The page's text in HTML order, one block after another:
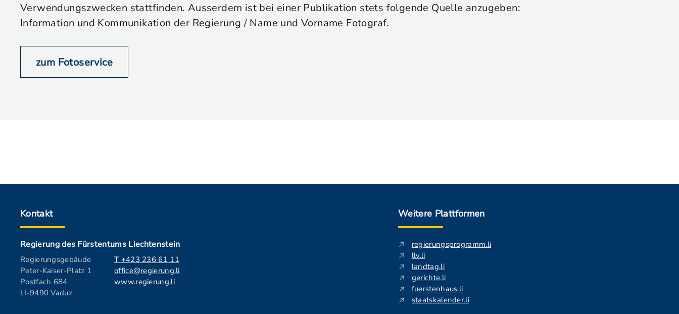
Verwendungszwecken stattfinden. Ausserdem ist bei einer Publikation stets folgende Quelle anzugeben:
Information und Kommunikation der Regierung / Name und Vorname Fotograf.
zum Fotoservice
Kontakt
Regierung des Fürstentums Liechtenstein
Regierungsgebäude
Peter-Kaiser-Platz 1
Postfach 684
LI-9490 Vaduz
T +423 236 61 11
office@regierung.li
www.regierung.li
Weitere Plattformen
regierungsprogramm.li
llv.li
landtag.li
gerichte.li
fuerstenhaus.li
staatskalender.li